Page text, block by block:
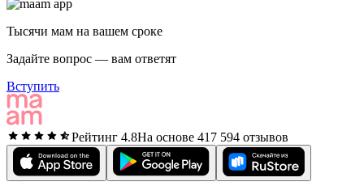
Тысячи мам на вашем сроке
Задайте вопрос — вам ответят
Вступить
Рейтинг 4.8На основе 417 594 отзывов